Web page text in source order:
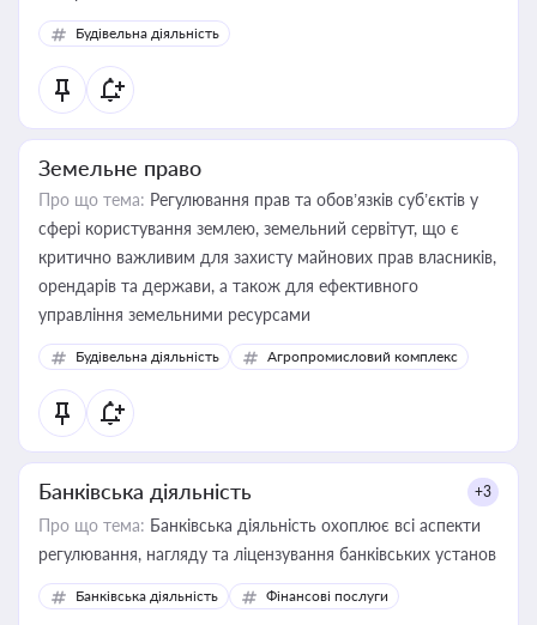
Будівельна діяльність
Земельне право
Про що тема: Регулювання прав та обов’язків суб’єктів у
сфері користування землею, земельний сервітут, що є
критично важливим для захисту майнових прав власників,
орендарів та держави, а також для ефективного
управління земельними ресурсами
Будівельна діяльність Агропромисловий комплекс
Банківська діяльність +3
Про що тема: Банківська діяльність охоплює всі аспекти
регулювання, нагляду та ліцензування банківських установ
Банківська діяльність Фінансові послуги